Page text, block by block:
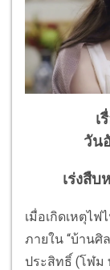
เ
วัน
เร่งสืบ
เมื่อเกิดเหตุไ
ภายใน “บ้าน
ประสิทธิ์ (โฬม